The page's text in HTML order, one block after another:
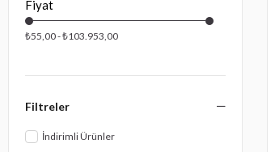
₺55,00 - ₺103.953,00
Filtreler
İndirimli Ürünler